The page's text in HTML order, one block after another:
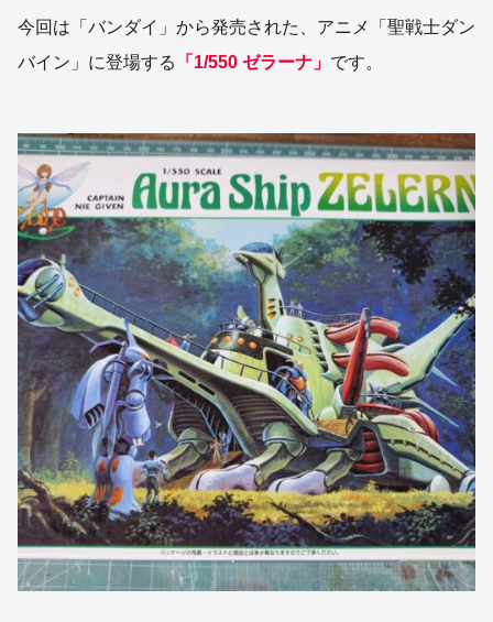
今回は「バンダイ」から発売された、アニメ「聖戦士ダン
バイン」に登場する
「1/550 ゼラーナ」 です。